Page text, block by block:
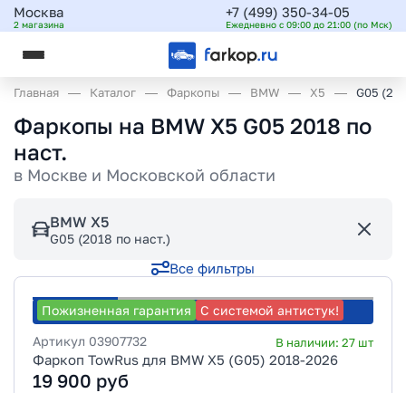
Москва
2 магазина
+7 (499) 350-34-05
Ежедневно с 09:00 до 21:00 (по Мск)
Главная Каталог Фаркопы BMW X5 G05
Фаркопы на BMW X5 G05 2018 по
наст.
в Москве и Московской области
BMW X5
G05 (2018 по наст.)
Все фильтры
Пожизненная гарантия С системой антистук!
Рассчитать стоимость установки
Артикул 03907732 В наличии: 27 шт
Фаркоп TowRus для BMW X5 (G05) 2018-2026
19 900 руб